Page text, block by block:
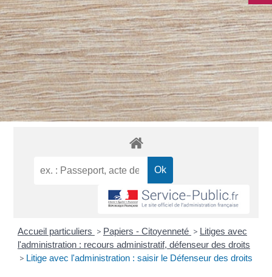
Accueil particuliers > Papiers - Citoyenneté > Litiges avec
l'administration : recours administratif, défenseur des droits
> Litige avec l'administration : saisir le Défenseur des droits